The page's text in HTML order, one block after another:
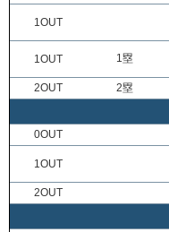
1OUT
1OUT 1塁
2OUT
2塁
0OUT
1OUT
2OUT